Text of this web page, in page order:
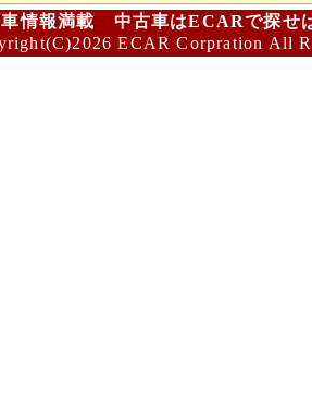
情報満載 中古車はECARで探せ
ECAR Corpration All